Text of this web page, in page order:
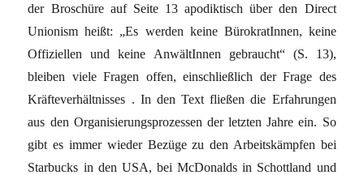
der Broschüre auf Seite 13 apodiktisch über den Direct
Unionism heißt: „Es werden keine BürokratInnen, keine
Offiziellen und keine AnwältInnen gebraucht“ (S. 13),
bleiben viele Fragen offen, einschließlich der Frage des
Kräfteverhältnisses . In den Text fließen die Erfahrungen
aus den Organisierungsprozessen der letzten Jahre ein. So
gibt es immer wieder Bezüge zu den Arbeitskämpfen bei
Starbucks in den USA, bei McDonalds in Schottland und